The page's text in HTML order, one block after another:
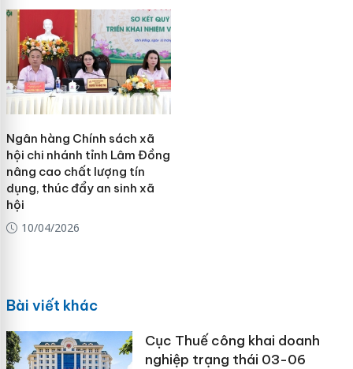
Ngân hàng Chính sách xã
hội chi nhánh tỉnh Lâm Đồng
nâng cao chất lượng tín
dụng, thúc đẩy an sinh xã
hội
10/04/2026
Bài viết khác
Cục Thuế công khai doanh
nghiệp trạng thái 03-06